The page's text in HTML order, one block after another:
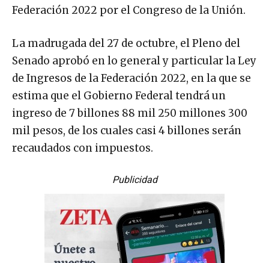
Federación 2022 por el Congreso de la Unión.
La madrugada del 27 de octubre, el Pleno del
Senado aprobó en lo general y particular la Ley
de Ingresos de la Federación 2022, en la que se
estima que el Gobierno Federal tendrá un
ingreso de 7 billones 88 mil 250 millones 300
mil pesos, de los cuales casi 4 billones serán
recaudados con impuestos.
Publicidad